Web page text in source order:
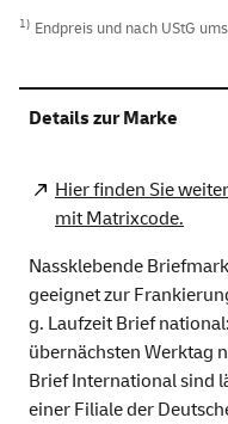
1) Endpreis und nach UStG
Details zur Marke
Hier finden Sie
mit Matrixcode.
Nassklebende
geeignet zur
g. Laufzeit Brief
übernächsten Werktag
Brief International sind
einer Filiale der